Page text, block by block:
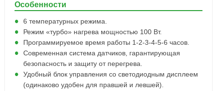
Особенности
6 температурных режима.
Режим «турбо» нагрева мощностью 100 Вт.
Программируемое время работы 1-2-3-4-5-6 часов.
Современная система датчиков, гарантирующая
безопасность и защиту от перегрева.
Удобный блок управления со светодиодным дисплеем
(одинаково удобен для правшей и левшей).